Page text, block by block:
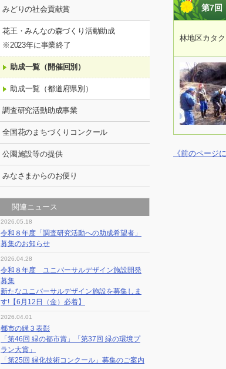
第7回
林地区カタ
《前のページ
みどりの社会貢献賞
花王・みんなの森づくり活動助成
※2023年に事業終了
助成一覧（開催回別）
助成一覧（都道府県別）
調査研究活動助成事業
全国花のまちづくりコンクール
公園施設等の提供
みなさまからのお便り
関連ニュース
2026.05.18
令和８年度「調査研究活動への助成希望者」
募集のお知らせ
2026.04.28
令和８年度 ユニバーサルデザイン施設開発
募集
新たなユニバーサルデザイン施設を募集しま
す!【6月12日（金）必着】
2026.04.01
都市の緑３表彰
「第46回 緑の都市賞」「第37回 緑の環境プ
ラン大賞」
「第25回 緑化技術コンクール」募集のご案内